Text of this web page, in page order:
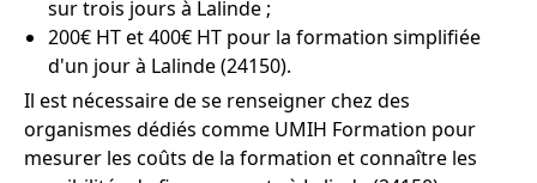
sur trois jours à Lalinde ;
200€ HT et 400€ HT pour la formation simplifiée
d'un jour à Lalinde (24150).
Il est nécessaire de se renseigner chez des
organismes dédiés comme UMIH Formation pour
mesurer les coûts de la formation et connaître les